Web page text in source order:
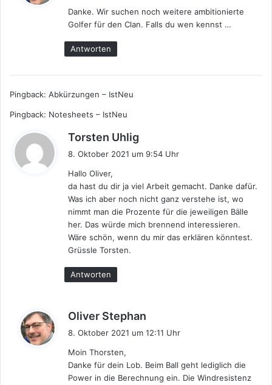
t
:
Danke. Wir suchen noch weitere ambitionierte
Golfer für den Clan. Falls du wen kennst …
Antworten
Pingback: Abkürzungen – IstNeu
Pingback: Notesheets – IstNeu
Torsten Uhlig
:
8. Oktober 2021 um 9:54 Uhr
Hallo Oliver,
da hast du dir ja viel Arbeit gemacht. Danke dafür.
Was ich aber noch nicht ganz verstehe ist, wo
nimmt man die Prozente für die jeweiligen Bälle
her. Das würde mich brennend interessieren.
Wäre schön, wenn du mir das erklären könntest.
Grüssle Torsten.
Antworten
Oliver Stephan
:
8. Oktober 2021 um 12:11 Uhr
Moin Thorsten,
Danke für dein Lob. Beim Ball geht lediglich die
Power in die Berechnung ein. Die Windresistenz